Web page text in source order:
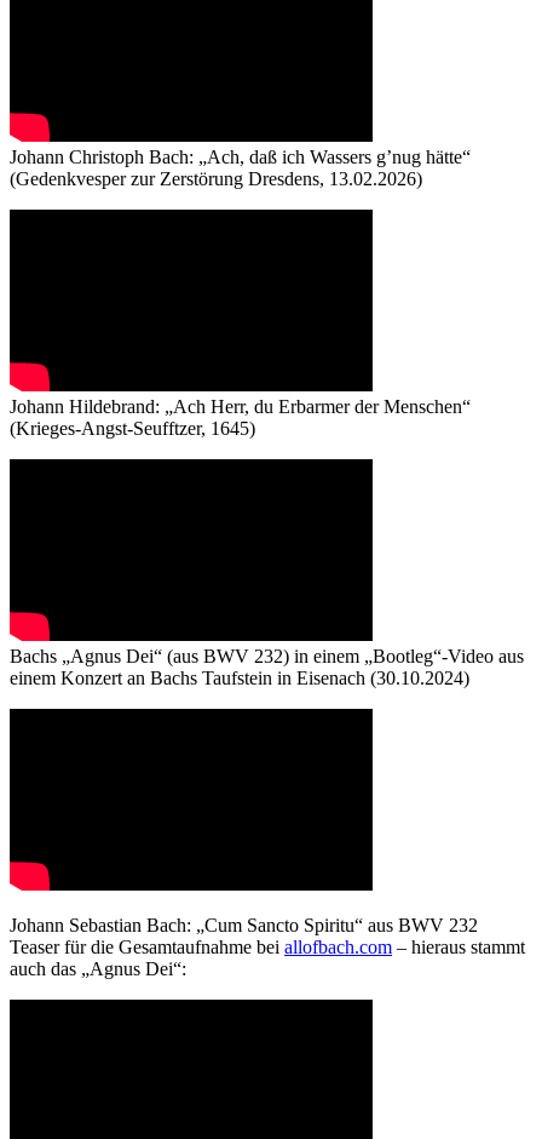
Johann Christoph Bach: „Ach, daß ich Wassers g’nug hätte“
(Gedenkvesper zur Zerstörung Dresdens, 13.02.2026)
Johann Hildebrand: „Ach Herr, du Erbarmer der Menschen“
(Krieges-Angst-Seufftzer, 1645)
Bachs „Agnus Dei“ (aus BWV 232) in einem „Bootleg“-Video aus
einem Konzert an Bachs Taufstein in Eisenach (30.10.2024)
Johann Sebastian Bach: „Cum Sancto Spiritu“ aus BWV 232
Teaser für die Gesamtaufnahme bei allofbach.com – hieraus stammt
auch das „Agnus Dei“: